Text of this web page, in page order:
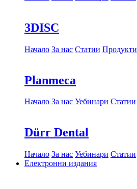
3DISC
Начало За нас Статии Продукти
Planmeca
Начало За нас Уебинари Статии
Dürr Dental
Начало За нас Уебинари Статии
Електронни издания